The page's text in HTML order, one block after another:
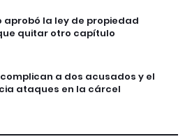
aprobó la ley de propiedad
quitar otro capítulo
complican a dos acusados y el
ataques en la cárcel